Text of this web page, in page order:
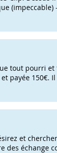
(impeccable)
tout pourri
payée 150€.
et
des échange